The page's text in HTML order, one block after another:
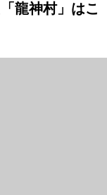
龍神村」はこ